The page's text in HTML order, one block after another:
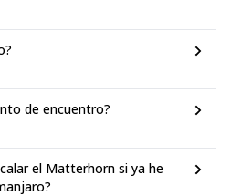
de encuentro?
el Matterhorn si ya he